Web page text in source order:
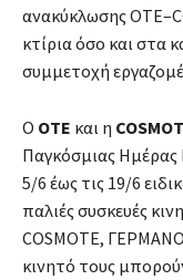
ανακύκλωσης
κτίρια όσο και στα
συμμετοχή
Ο ΟΤΕ και η
Παγκόσμιας Ημέρας
5/6 έως τις 19/6
παλιές συσκευές
COSMOTE,
κινητό τους